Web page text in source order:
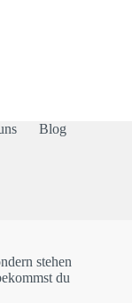
Blog
stehen
du